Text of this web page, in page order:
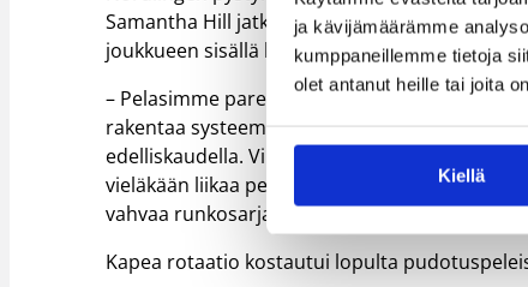
ja kävijämäärämme
kumppaneillemme tietoja
olet antanut heille tai joita
Kiellä
Samantha Hill jatkoivat seuran riveissä myös
joukkueen sisällä hioutui entisestään täksi
– Pelasimme paremmin yhteen tällä kaudella.
rakentaa systeemiä ihan niin
edelliskaudella. Viime kaudella meillä oli
vieläkään liikaa pelaajia ollut, mutta
vahvaa runkosarjan suoritusta.
Kapea rotaatio kostautui lopulta